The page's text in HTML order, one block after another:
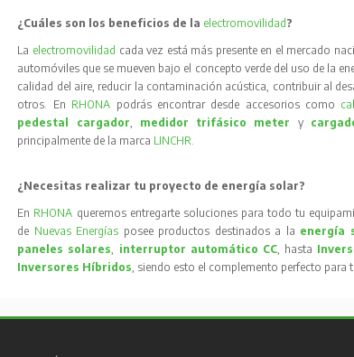
¿Cuáles son los beneficios de la electromovilidad ?
La electromovilidad cada vez está más presente en el mercado
automóviles que se mueven bajo el concepto verde del uso de la
calidad del aire, reducir la contaminación acústica, contribuir al
otros. En RHONA podrás encontrar desde accesorios como
pedestal cargador, medidor trifásico meter y
principalmente de la marca LINCHR.
¿Necesitas realizar tu proyecto de energía solar?
En RHONA queremos entregarte soluciones para todo tu
de Nuevas Energías posee productos destinados a la energía
paneles solares, interruptor automático CC, hasta
Inversores Híbridos, siendo esto el complemento perfecto para